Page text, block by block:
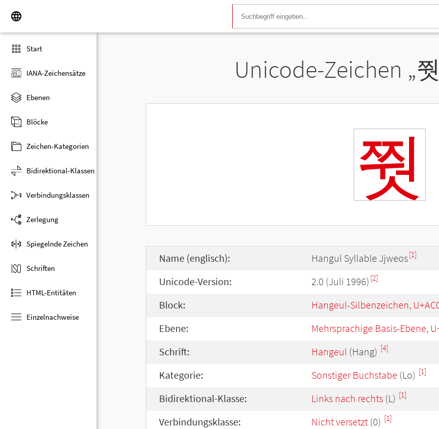
Start
IANA-Zeichensätze
Ebenen
Blöcke
Zeichen-Kategorien
Bidirektional-Klassen
Verbindungsklassen
Zerlegung
Spiegelnde Zeichen
Schriften
HTML-Entitäten
Einzelnachweise
Unicode-Zeichen „쭷
쭷
Name (englisch): Hangul Syllable Jjweos[1]
Unicode-Version: 2.0 (Juli 1996) [2]
Block: Hangeul-Silbenzeichen,
Ebene: Mehrsprachige Basis-Ebene,
Schrift: Hangeul (Hang) [4]
Kategorie: Sonstiger Buchstabe (Lo) [1]
Bidirektional-Klasse: Links nach rechts (L) [1]
Verbindungsklasse: Nicht versetzt (0) [1]